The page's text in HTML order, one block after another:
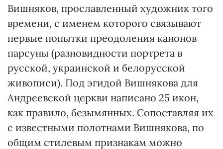
Вишняков, прославленный художник того
времени, с именем которого связывают
первые попытки преодоления канонов
парсуны (разновидности портрета в
русской, украинской и белорусской
живописи). Под эгидой Вишнякова для
Андреевской церкви написано 25 икон,
как правило, безымянных. Сопоставляя их
с известными полотнами Вишнякова, по
общим стилевым признакам можно